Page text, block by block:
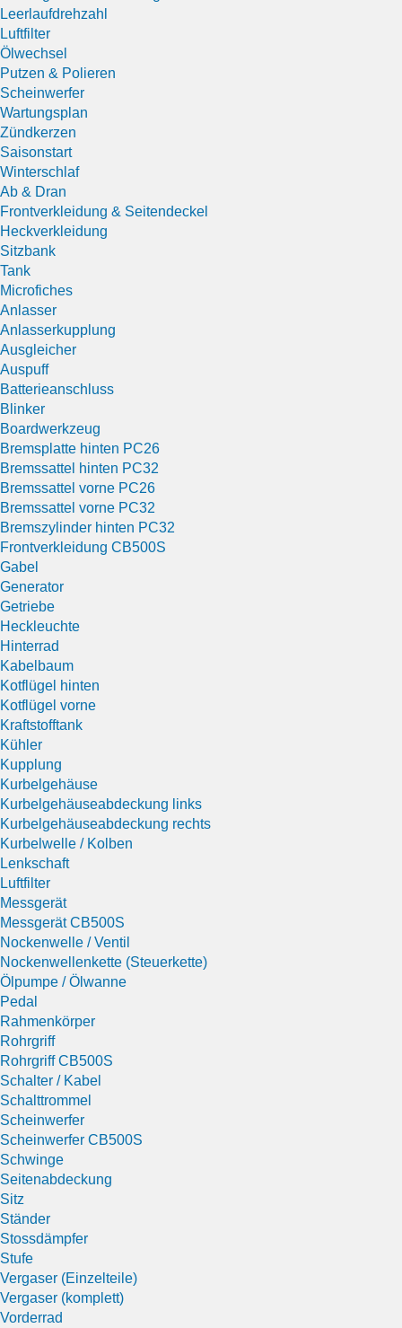
Leerlaufdrehzahl
Luftfilter
Ölwechsel
Putzen & Polieren
Scheinwerfer
Wartungsplan
Zündkerzen
Saisonstart
Winterschlaf
Ab & Dran
Frontverkleidung & Seitendeckel
Heckverkleidung
Sitzbank
Tank
Microfiches
Anlasser
Anlasserkupplung
Ausgleicher
Auspuff
Batterieanschluss
Blinker
Boardwerkzeug
Bremsplatte hinten PC26
Bremssattel hinten PC32
Bremssattel vorne PC26
Bremssattel vorne PC32
Bremszylinder hinten PC32
Frontverkleidung CB500S
Gabel
Generator
Getriebe
Heckleuchte
Hinterrad
Kabelbaum
Kotflügel hinten
Kotflügel vorne
Kraftstofftank
Kühler
Kupplung
Kurbelgehäuse
Kurbelgehäuseabdeckung links
Kurbelgehäuseabdeckung rechts
Kurbelwelle / Kolben
Lenkschaft
Luftfilter
Messgerät
Messgerät CB500S
Nockenwelle / Ventil
Nockenwellenkette (Steuerkette)
Ölpumpe / Ölwanne
Pedal
Rahmenkörper
Rohrgriff
Rohrgriff CB500S
Schalter / Kabel
Schalttrommel
Scheinwerfer
Scheinwerfer CB500S
Schwinge
Seitenabdeckung
Sitz
Ständer
Stossdämpfer
Stufe
Vergaser (Einzelteile)
Vergaser (komplett)
Vorderrad